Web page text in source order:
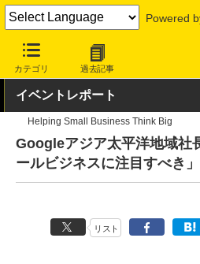
Powered
カテゴリ 過去記事
INTERNET Watch サービス/ソフト
イベントレポート
Helping Small Business Think Big
Googleアジア太平洋地域社
ールビジネスに注目すべき」
リスト